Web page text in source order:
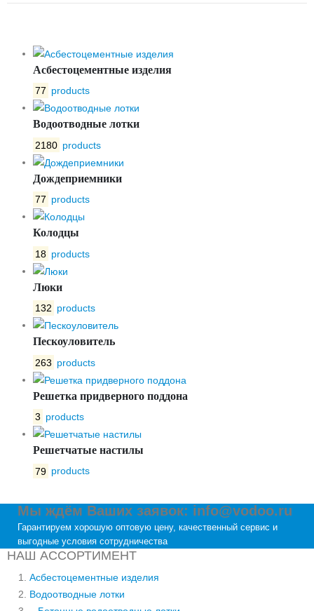
Асбестоцементные изделия
77 products
Водоотводные лотки
2180 products
Дождеприемники
77 products
Колодцы
18 products
Люки
132 products
Пескоуловитель
263 products
Решетка придверного поддона
3 products
Решетчатые настилы
79 products
Мы ждём Ваших заявок: info@vodoo.ru
Гарантируем хорошую оптовую цену, качественный сервис и
выгодные условия сотрудничества
НАШ АССОРТИМЕНТ
Асбестоцементные изделия
Водоотводные лотки